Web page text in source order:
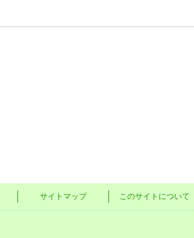
サイトマップ このサイトについて